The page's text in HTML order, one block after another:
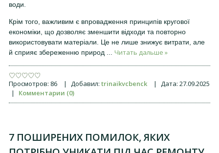
води.
Крім того, важливим є впровадження принципів кругової
економіки, що дозволяє зменшити відходи та повторно
використовувати матеріали. Це не лише знижує витрати, але
й сприяє збереженню природ
Читать дальше »
Просмотров: 86 | Добавил: trinaikvcbenck | Дата: 27.09.2025
|
Комментарии (0)
7 ПОШИРЕНИХ ПОМИЛОК, ЯКИХ